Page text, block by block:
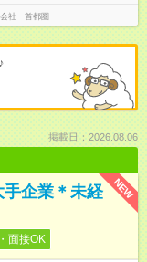
会社 首都圏
掲載日：2026.08.06
NEW
企業＊未経
面接OK